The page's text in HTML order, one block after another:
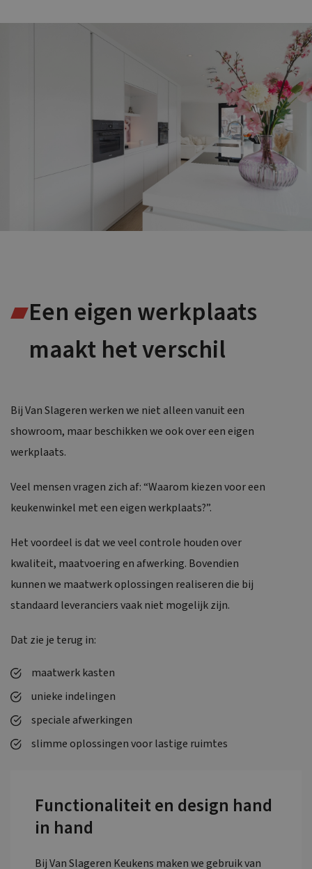
Een eigen werkplaats
maakt het verschil
Bij Van Slageren werken we niet alleen vanuit een
showroom, maar beschikken we ook over een eigen
werkplaats.
Veel mensen vragen zich af: “Waarom kiezen voor een
keukenwinkel met een eigen werkplaats?”.
Het voordeel is dat we veel controle houden over
kwaliteit, maatvoering en afwerking. Bovendien
kunnen we maatwerk oplossingen realiseren die bij
standaard leveranciers vaak niet mogelijk zijn.
Dat zie je terug in:
maatwerk kasten
unieke indelingen
speciale afwerkingen
slimme oplossingen voor lastige ruimtes
Functionaliteit en design hand
in hand
Bij Van Slageren Keukens maken we gebruik van